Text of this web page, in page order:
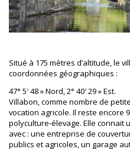
Situé à 175 mètres d’altitude, le
coordonnées géographiques :
47° 5′ 48 » Nord, 2° 40′ 29 » Est.
Villabon, comme nombre de
vocation agricole. Il reste encore
polyculture-élevage. Elle connait
avec : une entreprise de
publics et agricoles, un garage